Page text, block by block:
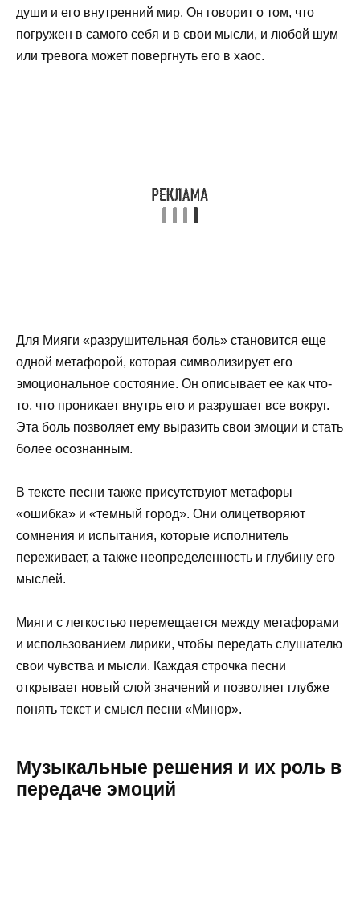
души и его внутренний мир. Он говорит о том, что
погружен в самого себя и в свои мысли, и любой шум
или тревога может повергнуть его в хаос.
Для Мияги «разрушительная боль» становится еще
одной метафорой, которая символизирует его
эмоциональное состояние. Он описывает ее как что-
то, что проникает внутрь его и разрушает все вокруг.
Эта боль позволяет ему выразить свои эмоции и стать
более осознанным.
В тексте песни также присутствуют метафоры
«ошибка» и «темный город». Они олицетворяют
сомнения и испытания, которые исполнитель
переживает, а также неопределенность и глубину его
мыслей.
Мияги с легкостью перемещается между метафорами
и использованием лирики, чтобы передать слушателю
свои чувства и мысли. Каждая строчка песни
открывает новый слой значений и позволяет глубже
понять текст и смысл песни «Минор».
Музыкальные решения и их роль в
передаче эмоций